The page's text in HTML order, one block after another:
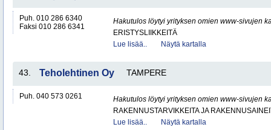
Puh. 010 286 6340
Faksi 010 286 6341
Hakutulos löytyi yrityksen omien www-sivujen
ERISTYSLIIKKEITÄ
Lue lisää..
Näytä kartalla
43. Teholehtinen Oy TAMPERE
Puh. 040 573 0261
Hakutulos löytyi yrityksen omien www-sivujen
RAKENNUSTARVIKKEITA JA
Lue lisää..
Näytä kartalla